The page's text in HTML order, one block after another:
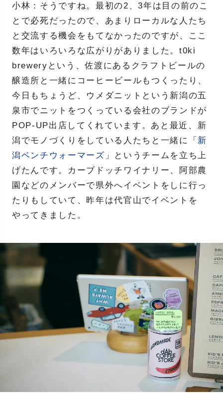
小林：そうですね。最初の2、3年は目の前のこ
とで必死だったので、あまりローカルな人たち
と交流する機会をもてなかったのですが、ここ
数年はいろいろな広がりがありました。t0ki
breweryという、佐渡にあるクラフトビールの
醸造所と一緒にコーヒービールもつくったり、
今日もちょうど、ウメダニットという新潟の五
泉市でニットをつくっている会社のブランドが
POP-UP出店してくれています。あと最近、新
潟でモノづくりをしている人たちと一緒に「 新
潟ベンチウォーマーズ 」というチームを立ち上
げたんです。カーブドッチワイナリー、阿部農
園などのメンバーで県外へイベントをしに行っ
たりもしていて、昨年は代官山でイベントを
やってきました。